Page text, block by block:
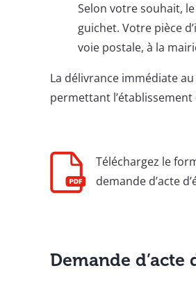
Selon votre souhait,
guichet. Votre pièce
voie postale, à la
La délivrance immédiate
permettant
Téléchargez le
demande d’acte
Demande d’acte